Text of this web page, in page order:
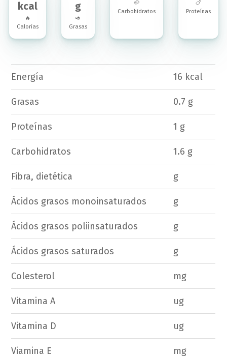
kcal
🔥
Calorías
g
🥑
Grasas
🥔
Carbohidratos
🍗
Proteínas
Energía 16 kcal
Grasas 0.7 g
Proteínas 1 g
Carbohidratos 1.6 g
Fibra, dietética g
Ácidos grasos monoinsaturados g
Ácidos grasos poliinsaturados g
Ácidos grasos saturados g
Colesterol mg
Vitamina A ug
Vitamina D ug
Viamina E mg